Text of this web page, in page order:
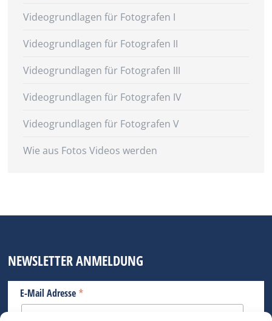
Videogrundlagen für Fotografen I
Videogrundlagen für Fotografen II
Videogrundlagen für Fotografen III
Videogrundlagen für Fotografen IV
Videogrundlagen für Fotografen V
Wie aus Fotos Videos werden
NEWSLETTER ANMELDUNG
E-Mail Adresse *